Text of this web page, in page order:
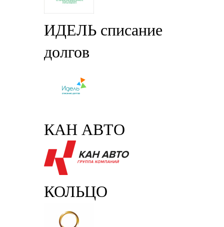
ИДЕЛЬ списание
долгов
КАН АВТО
КОЛЬЦО